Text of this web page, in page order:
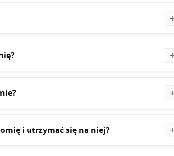
i utrzymać się na niej?